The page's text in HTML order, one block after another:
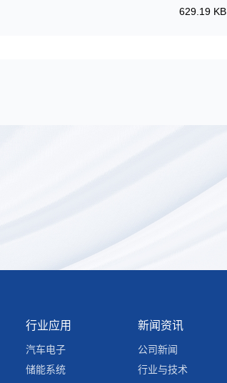
629.19 KB
行业应用
汽车电子
储能系统
新闻资讯
公司新闻
行业与技术